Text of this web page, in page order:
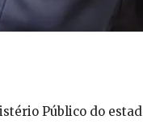
Público do